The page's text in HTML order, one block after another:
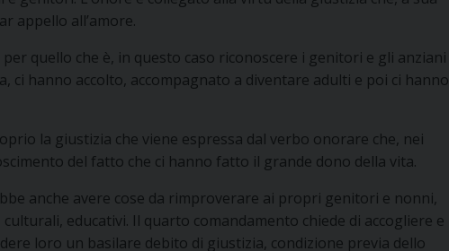
appello all’amore.
quello che è, in questo caso riconoscere i genitori e gli anziani
ci hanno accolto, accompagnato a diventare adulti e poi ci hanno
la giustizia che viene espressa dal verbo onorare che, nei
del fatto che ci hanno fatto il grande dono della vita.
anche avere cose da rimproverare ai propri genitori e nonni,
educativi. Il quarto comandamento chiede di accogliere e
loro un basilare debito di giustizia, condizione previa dello